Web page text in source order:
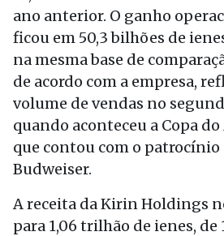
ano anterior. O ganho
ficou em 50,3 bilhões de
na mesma base de
de acordo com a empresa,
volume de vendas no
quando aconteceu a Copa
que contou com o
Budweiser.
A receita da Kirin Holdings
para 1,06 trilhão de ienes, de